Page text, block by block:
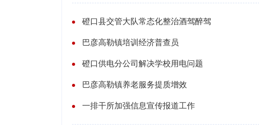
磴口县交管大队常态化整治酒驾醉驾
巴彦高勒镇培训经济普查员
磴口供电分公司解决学校用电问题
巴彦高勒镇养老服务提质增效
一排干所加强信息宣传报道工作